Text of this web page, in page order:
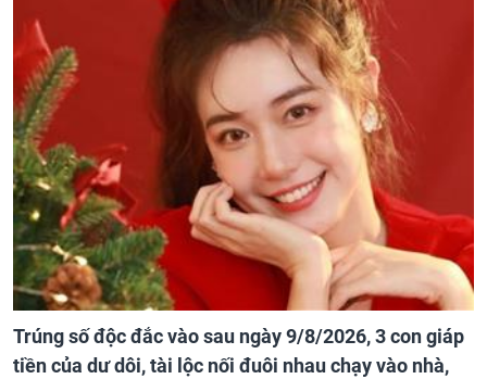
Trúng số độc đắc vào sau ngày 9/8/2026, 3 con giáp
tiền của dư dôi, tài lộc nối đuôi nhau chạy vào nhà,